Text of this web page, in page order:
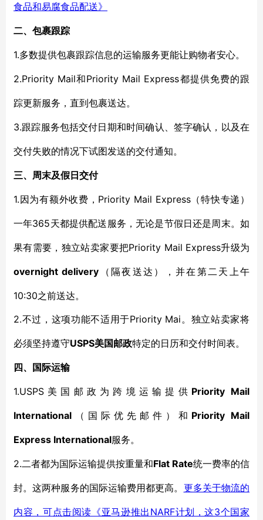
食品和易腐食品配送》
二、 包裹跟踪
1.多数提供包裹跟踪信息的运输服务更能让购物者安心。
2.Priority Mail和Priority Mail Express都提供免费的跟
踪更新服务，直到包裹送达。
3.跟踪服务包括交付日期和时间确认、签字确认，以及在
交付失败的情况下试图发送的交付通知。
三、周末及假日交付
1. 因为有额外收费， Priority Mail Express（特快专递）
一年365天都提供配送服务，无论是节假日还是周末。如
果有需要，独立站卖家要把Priority Mail Express升级为
overnight delivery （隔夜送达），并在第二天上午
10:30之前送达。
2.不过，这项功能不适用于Priority Mai 。独立站卖家将
必须坚持遵守USPS美国邮政特定的日历和交付时间表。
四、国际运输
1.USPS 美国邮政为跨境运输提供 Priority Mail
International （国际优先邮件）和 Priority Mail
Express International服务。
2.二者都为国际运输提供按重量和Flat Rate统一费率的信
封。这两种服务的国际运输费用都更高。 更多关于物流的
内容，可点击阅读《亚马逊推出 NARF计划，这3个国家